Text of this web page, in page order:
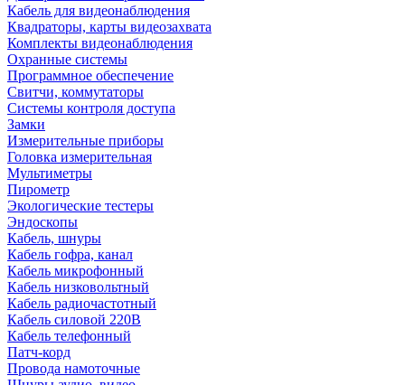
Кабель для видеонаблюдения
Квадраторы, карты видеозахвата
Комплекты видеонаблюдения
Охранные системы
Программное обеспечение
Свитчи, коммутаторы
Системы контроля доступа
Замки
Измерительные приборы
Головка измерительная
Мультиметры
Пирометр
Экологические тестеры
Эндоскопы
Кабель, шнуры
Кабель гофра, канал
Кабель микрофонный
Кабель низковольтный
Кабель радиочастотный
Кабель силовой 220В
Кабель телефонный
Патч-корд
Провода намоточные